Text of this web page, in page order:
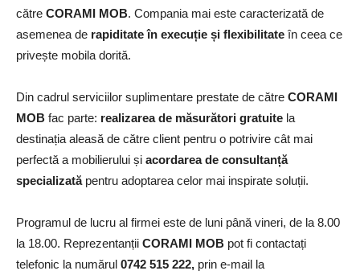
către CORAMI MOB. Compania mai este caracterizată de
asemenea de rapiditate în execuție și flexibilitate în ceea ce
privește mobila dorită.
Din cadrul serviciilor suplimentare prestate de către CORAMI
MOB fac parte: realizarea de măsurători gratuite la
destinația aleasă de către client pentru o potrivire cât mai
perfectă a mobilierului și acordarea de consultanță
specializatăpentru adoptarea celor mai inspirate soluții.
Programul de lucru al firmei este de luni până vineri, de la 8.00
la 18.00. Reprezentanții CORAMI MOB pot fi contactați
telefonic la numărul 0742 515 222, prin e-mail la